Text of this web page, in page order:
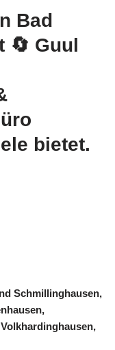
Bad
🔄 Guul
bietet.
Schmillinghausen,